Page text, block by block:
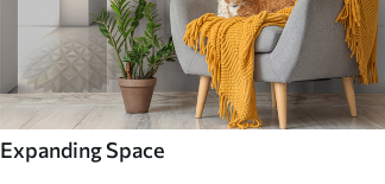
Expanding Space